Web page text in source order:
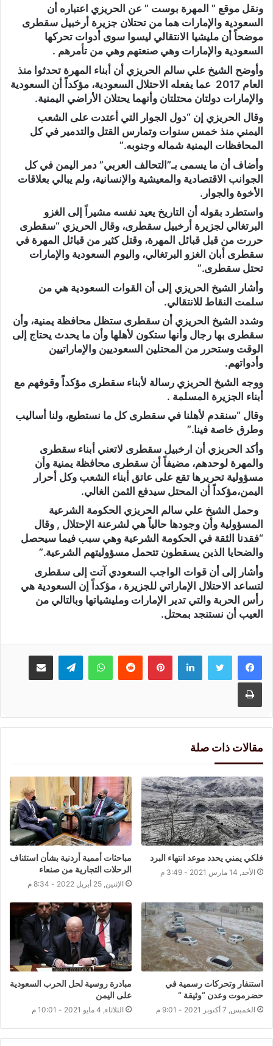
ونقل موقع ” المهرة بوست ” عن الحريزي اعتباره أن
السعودية والإمارات هما من تحتلان جزيرة أرخبيل سقطرى
موضحاً أن مليشيا الانتقالي ليسوا سوى أدوات تحركها
السعودية والإمارات وهي صنعتهم وهي من تأمرهم .
وأوضح الشيخ علي سالم الحريزي أن أبناء المهرة تحدثوا منذ
العام 2017 عما يفعله الاحتلال السعودية، مؤكداً أن السعودية
والإمارات دولتان محتلتان وأنهما يحتلان الأراضي اليمنية.
وقال الحريزي إن “دول الجوار التي أعتدت على الشعب
اليمني منذ خمس سنوات وتمارس القتل والتدمير في كل
المحافظات اليمنية شماله وجنوبه.”
وأضاف أن ما يسمى بـ”التحالف العربي” دمر اليمن في كل
الجوانب الاقتصادية والمعيشية والإنسانية، ولم يبالي بعلاقات
الأخوة والجوار.
واستطرد بقوله أن التاريخ يعيد نفسه مشيراً إلى الغزو
البرتغالي لجزيرة أرخبيل سقطرى، وقال الحريزي “سقطرى
حررت من قبل قبائل المهرة، وقتل كثير من قبائل المهرة في
سقطرى أبان الغزو البرتغالي، واليوم السعودية والإمارات
تحتل سقطرى.”
وأشار الشيخ الحريزي إلى أن القوات السعودية هي من
سلمت النقاط للانتقالي.
وشدد الشيخ الحريزي أن سقطرى ستظل محافظة يمنية، وأن
سقطرى بها رجال وأنها ستكون لأهلها وأن ما يحدث يحتاج إلى
الوقت وستحرر من المحتلين السعوديين والإماراتيين
وأدواتهم.
ووجه الشيخ الحريزي رسالة لأبناء سقطرى مؤكداً وقوفهم مع
أبناء الجزيرة المسلمة .
وقال “سنقدم لأهلنا في سقطرى كل ما نستطيع، ولنا أساليب
وطرق خاصة فينا.”
وأكد الحريزي أن ارخبيل سقطرى لاتعني أبناء سقطرى
والمهرة لوحدهم، مضيفاً أن سقطرى محافظة يمنية وأن
مسؤولية تحريرها تقع على عاتق أبناء الشعب وكل أحرار
اليمن،مؤكداً أن المحتل سيدفع الثمن الغالي.
وحمل الشيخ علي سالم الحريزي الحكومة الشرعية
المسؤولية وأن وجودها حالياً هي لشرعنة الإحتلال , وقال
“فقدنا الثقة في الحكومة الشرعية وهي سبب فيما سيحصل
والضحايا الذين يسقطون تتحمل مسؤوليتهم الشرعية.”
وأشار إلى أن قوات الواجب السعودي آتت إلى سقطرى
لتساعد الاحتلال الإماراتي للجزيرة ، مؤكداً إن السعودية هي
رأس الحربة والتي تدير الإمارات ومليشياتها وبالتالي من
العيب أن نستنجد بمحتل.
لينكدإنبينتيريست واتسابتيلقرام مشاركة عبر البريد
طباعة
مقالات ذات صلة
فلكي يمني يحدد موعد انتهاء البرد
الأحد, 14 مارس 2021 - 3:49 م
مباحثات أممية أردنية بشأن استئناف
الرحلات التجارية من صنعاء
الإثنين, 25 أبريل 2022 - 8:34 م
استنفار وتحركات رسمية في
حضرموت وعدن “وثيقة “
الخميس, 7 أكتوبر 2021 - 9:01 م
مبادرة روسية لحل الحرب السعودية
على اليمن
الثلاثاء, 4 مايو 2021 - 10:01 م